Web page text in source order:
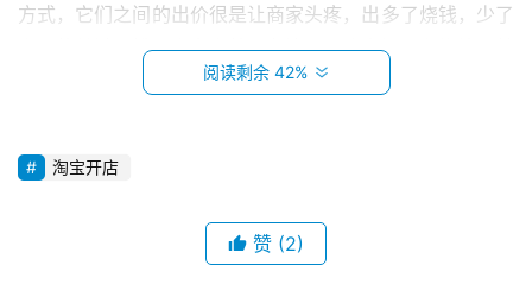
方式，它们之间的出价很是让商家头疼，出多了烧钱，少了
自己的关键词排不上名次就没有流量到头来还是在烧钱。其
实超级推荐和直通车关键词推广在出价上有很大的区别，超
2个技巧，一种是根据预期roi出价，另外一种以盈亏平衡为
1、预期roi出价法根据ROI=转化率*客单价/ppc 这
阅读剩余 42%
淘宝开店
赞 (2)